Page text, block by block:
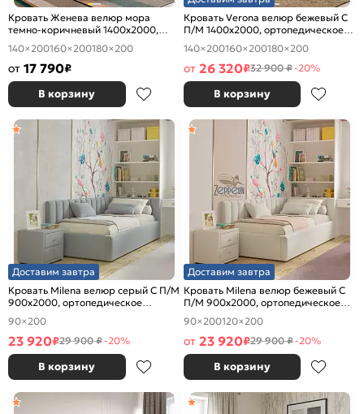
Кровать Женева велюр мора
темно-коричневый 1400x2000,
изголовье мягкое
140×200160×200180×200
от 17 790₽
В корзину
Кровать Verona велюр бежевый С
П/М 1400x2000, ортопедическое
основание, изголовье мягкое
140×200160×200180×200
от 26 320₽32 900 ₽-20%
В корзину
Доставим завтра
Кровать Milena велюр серый С П/М
900x2000, ортопедическое
основание, изголовье мягкое
90×200
23 920₽29 900 ₽-20%
В корзину
Доставим завтра
Кровать Milena велюр бежевый С
П/М 900x2000, ортопедическое
основание, изголовье мягкое
90×200120×200
от 23 920₽29 900 ₽-20%
В корзину